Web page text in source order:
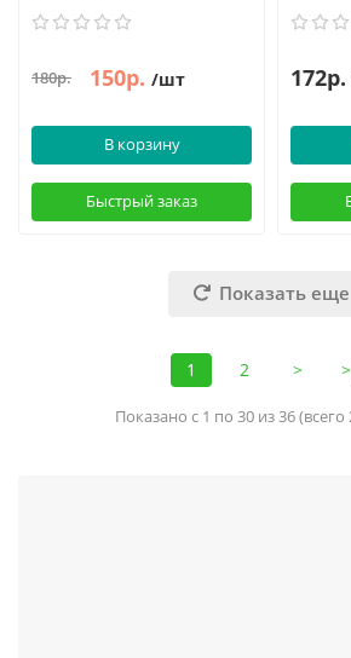
180р. 150р. /шт
В корзину
Быстрый заказ
172р.
Показать еще
1 2 >
Показано с 1 по 30 из 36